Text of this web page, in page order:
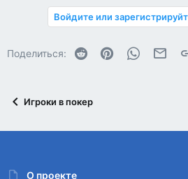
Войдите или
Поделиться: Reddit PinterestWhatsApp
Игроки в покер
О проекте